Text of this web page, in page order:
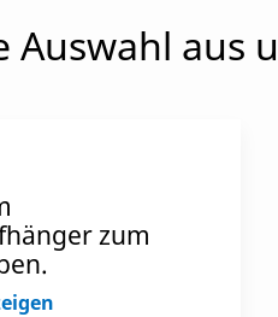
Auswahl aus
zum